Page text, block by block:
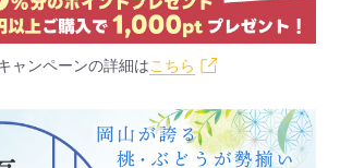
ャンペーンの詳細はこちら